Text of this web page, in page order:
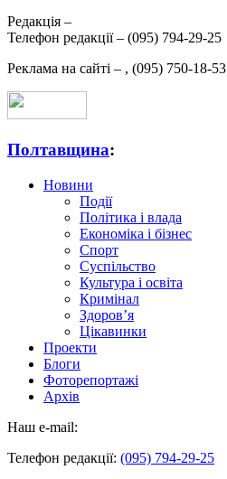
Редакція –
Телефон редакції – (095) 794-29-25
Реклама на сайті – , (095) 750-18-53
Полтавщина:
Новини
Події
Політика і влада
Економіка і бізнес
Спорт
Суспільство
Культура і освіта
Кримінал
Здоров’я
Цікавинки
Проекти
Блоги
Фоторепортажі
Архів
Наш e-mail:
Телефон редакції: (095) 794-29-25